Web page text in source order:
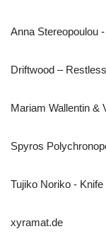
Anna Stereopoulou
Driftwood –
Mariam Wallentin &
Spyros
Tujiko Noriko - Knife
xyramat.de